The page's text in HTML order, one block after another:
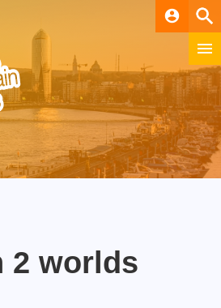
account_circle
2 worlds